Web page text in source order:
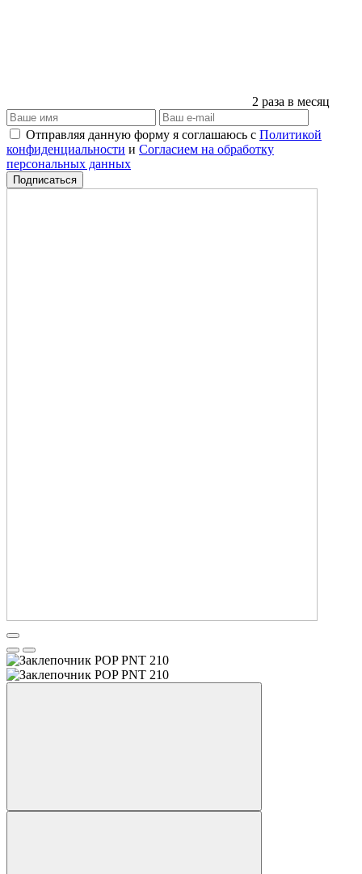
2 раза в месяц
Отправляя данную форму я соглашаюсь с Политикой
конфиденциальности и Согласием на обработку
персональных данных
Подписаться